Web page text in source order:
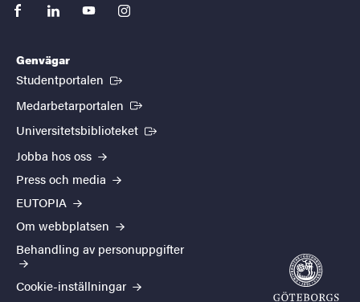
facebooklinkedinyoutubeinstagram
Genvägar
Studentportalen (Extern länk)
Medarbetarportalen (Extern länk)
Universitetsbiblioteket (Extern länk)
Jobba hos oss
Press och media
EUTOPIA
Om webbplatsen
Behandling av personuppgifter
Cookie-inställningar